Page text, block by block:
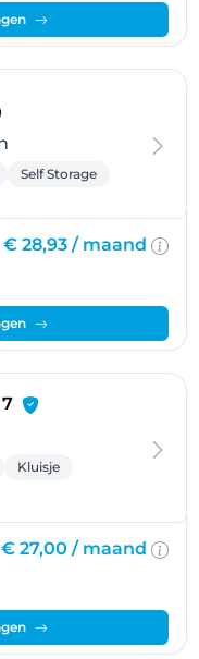
Self Storage
€ 28,93 / maand
- Merksem
Kluisje
€ 27,00 / maand